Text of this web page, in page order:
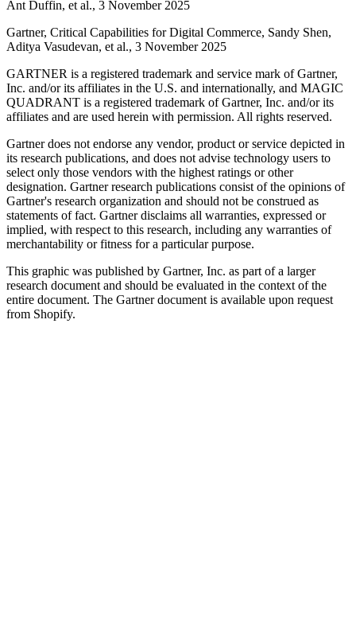
Ant Duffin, et al., 3 November 2025
Gartner, Critical Capabilities for Digital Commerce, Sandy Shen,
Aditya Vasudevan, et al., 3 November 2025
GARTNER is a registered trademark and service mark of Gartner,
Inc. and/or its affiliates in the U.S. and internationally, and MAGIC
QUADRANT is a registered trademark of Gartner, Inc. and/or its
affiliates and are used herein with permission. All rights reserved.
Gartner does not endorse any vendor, product or service depicted in
its research publications, and does not advise technology users to
select only those vendors with the highest ratings or other
designation. Gartner research publications consist of the opinions of
Gartner's research organization and should not be construed as
statements of fact. Gartner disclaims all warranties, expressed or
implied, with respect to this research, including any warranties of
merchantability or fitness for a particular purpose.
This graphic was published by Gartner, Inc. as part of a larger
research document and should be evaluated in the context of the
entire document. The Gartner document is available upon request
from Shopify.